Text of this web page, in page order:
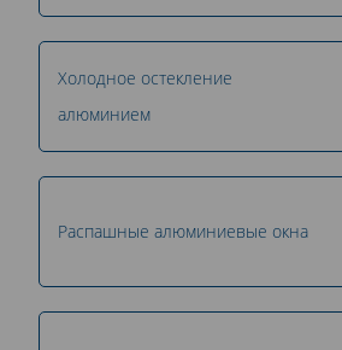
Холодное остекление
алюминием
Распашные алюминиевые окна